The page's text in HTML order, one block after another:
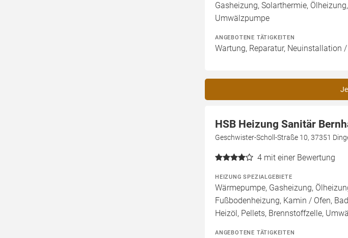
Gasheizung, Solarthermie,
Umwälzpumpe
ANGEBOTENE TÄTIGKEITEN
Wartung, Reparatur, Neuinstallation
HSB Heizung Sanitär
Geschwister-Scholl-Straße 10, 37351
4 mit einer Bewertung
HEIZUNG SPEZIALGEBIETE
Wärmepumpe, Gasheizung,
Fußbodenheizung, Kamin / Ofen,
Heizöl, Pellets, Brennstoffzelle,
ANGEBOTENE TÄTIGKEITEN